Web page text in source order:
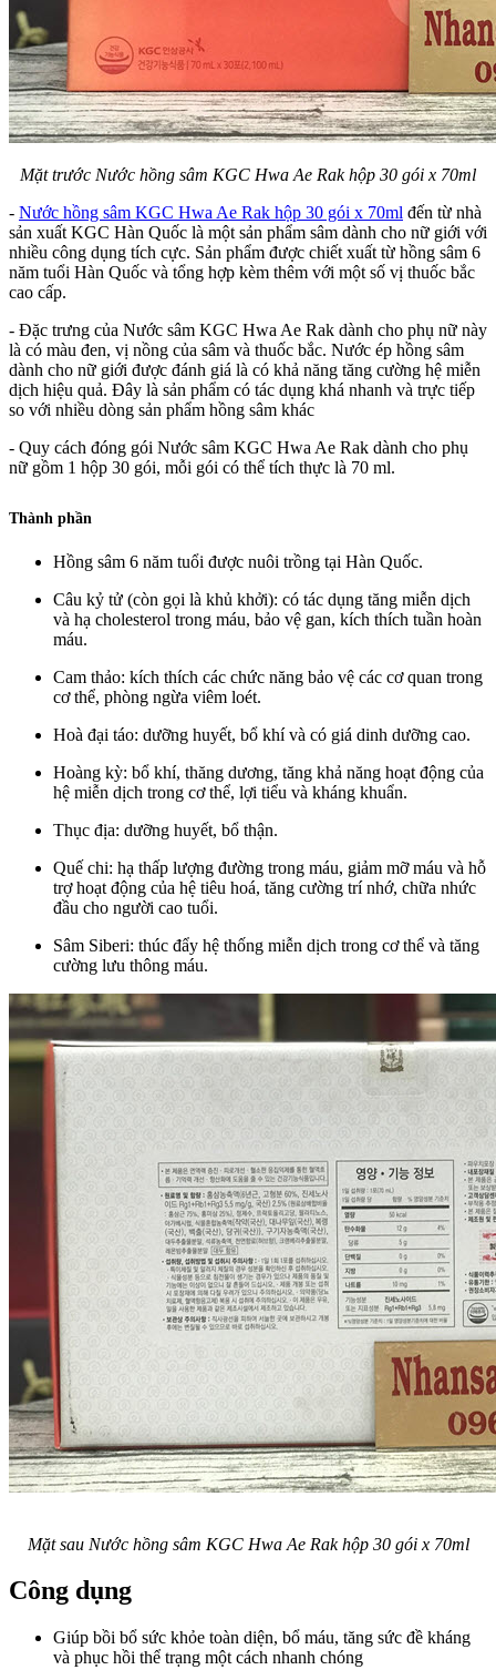
Mặt trước Nước hồng sâm KGC Hwa Ae Rak hộp 30 gói x 70ml
- Nước hồng sâm KGC Hwa Ae Rak hộp 30 gói x 70ml đến từ nhà
sản xuất KGC Hàn Quốc là một sản phẩm sâm dành cho nữ giới với
nhiều công dụng tích cực. Sản phẩm được chiết xuất từ hồng sâm 6
năm tuổi Hàn Quốc và tổng hợp kèm thêm với một số vị thuốc bắc
cao cấp.
- Đặc trưng của Nước sâm KGC Hwa Ae Rak dành cho phụ nữ này
là có màu đen, vị nồng của sâm và thuốc bắc. Nước ép hồng sâm
dành cho nữ giới được đánh giá là có khả năng tăng cường hệ miễn
dịch hiệu quả. Đây là sản phẩm có tác dụng khá nhanh và trực tiếp
so với nhiều dòng sản phẩm hồng sâm khác
- Quy cách đóng gói Nước sâm KGC Hwa Ae Rak dành cho phụ
nữ gồm 1 hộp 30 gói, mỗi gói có thể tích thực là 70 ml.
Thành phần
Hồng sâm 6 năm tuổi được nuôi trồng tại Hàn Quốc.
Câu kỷ tử (còn gọi là khủ khởi): có tác dụng tăng miễn dịch
và hạ cholesterol trong máu, bảo vệ gan, kích thích tuần hoàn
máu.
Cam thảo: kích thích các chức năng bảo vệ các cơ quan trong
cơ thể, phòng ngừa viêm loét.
Hoà đại táo: dưỡng huyết, bổ khí và có giá dinh dưỡng cao.
Hoàng kỳ: bổ khí, thăng dương, tăng khả năng hoạt động của
hệ miễn dịch trong cơ thể, lợi tiểu và kháng khuẩn.
Thục địa: dưỡng huyết, bổ thận.
Quế chi: hạ thấp lượng đường trong máu, giảm mỡ máu và hỗ
trợ hoạt động của hệ tiêu hoá, tăng cường trí nhớ, chữa nhức
đầu cho người cao tuổi.
Sâm Siberi: thúc đẩy hệ thống miễn dịch trong cơ thể và tăng
cường lưu thông máu.
Mặt sau Nước hồng sâm KGC Hwa Ae Rak hộp 30 gói x 70ml
Công dụng
Giúp bồi bổ sức khỏe toàn diện, bổ máu, tăng sức đề kháng
và phục hồi thể trạng một cách nhanh chóng